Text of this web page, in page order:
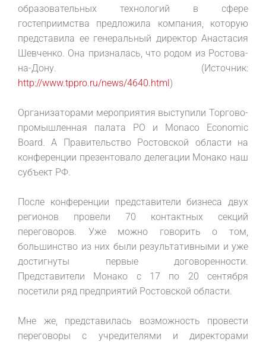
образовательных технологий в сфере
гостеприимства предложила компания, которую
представила ее генеральный директор Анастасия
Шевченко. Она призналась, что родом из Ростова-
на-Дону. (Источник:
http://www.tppro.ru/news/4640.html)
Организаторами мероприятия выступили Торгово-
промышленная палата РО и Monaco Economic
Board. А Правительство Ростовской области на
конференции презентовало делегации Монако наш
субъект РФ.
После конференции представители бизнеса двух
регионов провели 70 контактных секций
переговоров. Уже можно говорить о том,
большинство из них были результативными и уже
достигнуты первые договоренности.
Представители Монако с 17 по 20 сентября
посетили ряд предприятий Ростовской области.
Мне же, представилась возможность провести
переговоры с учредителями и директорами